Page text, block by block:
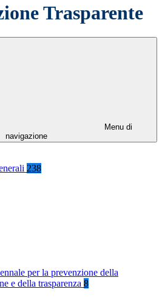
Trasparente
Menu di
navigazione
238
per la prevenzione della
e della trasparenza 8